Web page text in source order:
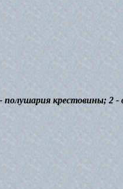
полушария крестовины; 2